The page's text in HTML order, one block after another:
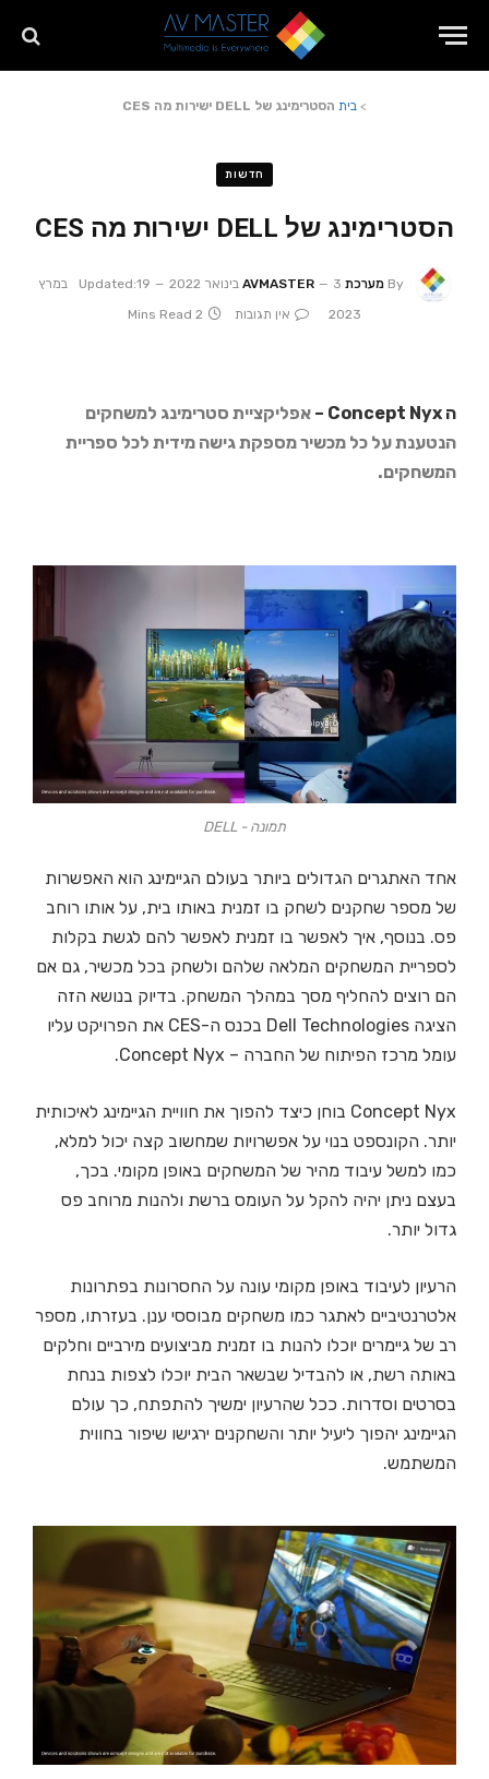
> בית הסטרימינג של DELL ישירות מה CES
חדשות
הסטרימינג של DELL ישירות מה CES
By מערכת AVMASTER 3 בינואר 2022 Updated:
19 במרץ
2023
אין תגובות 2 Mins Read
ה Concept Nyx –
אפליקציית סטרימינג למשחקים
הנטענת על כל מכשירמספקת גישה מידית לכל ספריית
המשחקים.
תמונה - DELL
אחד האתגרים הגדולים ביותר בעולם הגיימינג הוא האפשרות
של מספר שחקנים לשחק בו זמנית באותו בית, על אותו רוחב
פס. בנוסף, איך לאפשר בו זמנית לאפשר להם לגשת בקלות
לספריית המשחקים המלאה שלהם ולשחק בכל מכשיר, גם אם
הם רוצים להחליף מסך במהלך המשחק. בדיוק בנושא הזה
הציגה Dell Technologies בכנס ה-CES את הפרויקט עליו
עומל מרכז הפיתוח של החברה – Concept Nyx.
Concept Nyx בוחן כיצד להפוך את חוויית הגיימינג לאיכותית
יותר. הקונספט בנוי על אפשרויות שמחשוב קצה יכול למלא,
כמו למשל עיבוד מהיר של המשחקים באופן מקומי. בכך,
בעצם ניתן יהיה להקל על העומס ברשת ולהנות מרוחב פס
גדול יותר.
הרעיון לעיבוד באופן מקומי עונה על החסרונות בפתרונות
אלטרנטיביים לאתגר כמו משחקים מבוססי ענן. בעזרתו, מספר
רב של גיימרים יוכלו להנות בו זמנית מביצועים מירביים וחלקים
באותה רשת, או להבדיל שבשאר הבית יוכלו לצפות בנחת
בסרטים וסדרות. ככל שהרעיון ימשיך להתפתח, כך עולם
הגיימינג יהפוך ליעיל יותר והשחקנים ירגישו שיפור בחווית
המשתמש.